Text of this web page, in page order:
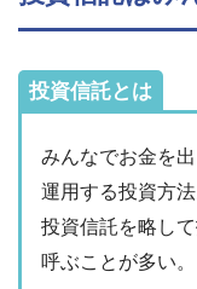
投資信託とは
みんなでお金を
運用する投資方法
投資信託を略し
呼ぶことが多い。